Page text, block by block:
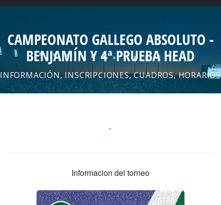
CAMPEONATO GALLEGO ABSOLUTO -
BENJAMÍN Y 4ª PRUEBA HEAD
INFORMACIÓN, INSCRIPCIONES, CUADROS, HORARIOS
.
Informacion del torneo